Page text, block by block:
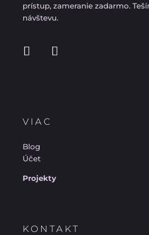
prístup, zameranie zadarmo.
návštevu.
VIAC
Blog
Účet
Projekty
KONTAKT